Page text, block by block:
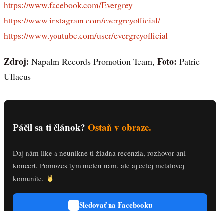
https://www.facebook.com/Evergrey
https://www.instagram.com/evergreyofficial/
https://www.youtube.com/user/evergreyofficial
Zdroj: Napalm Records Promotion Team, Foto: Patric
Ullaeus
Páčil sa ti článok? Ostaň v obraze.
Daj nám like a neunikne ti žiadna recenzia, rozhovor ani
koncert. Pomôžeš tým nielen nám, ale aj celej metalovej
komunite.
Sledovať na Facebooku